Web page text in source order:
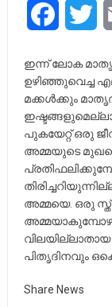
ഇന്ന് ലോക
ഉഴിഞ്ഞുവെച്ച
മക്കൾക്കും
പുകയേറ്റ് ഒരു
അമ്മയുടെ
അമ്മയെ. ഒരു
പിതൃദിനവും
Share News